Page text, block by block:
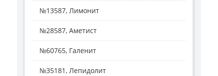
№13587, Лимонит
№28587, Аметист
№60765, Галенит
№35181, Лепидолит